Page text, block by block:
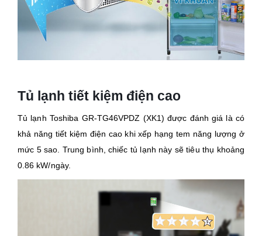
Tủ lạnh tiết kiệm điện cao
Tủ lạnh Toshiba GR-TG46VPDZ (XK1) được đánh giá là có
khả năng tiết kiệm điện cao khi xếp hạng tem năng lượng ở
mức 5 sao. Trung bình, chiếc tủ lạnh này sẽ tiêu thụ khoảng
0.86 kW/ngày.